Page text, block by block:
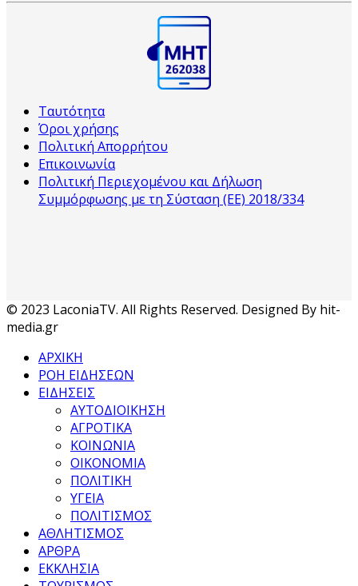
Ταυτότητα
Όροι χρήσης
Πολιτική Απορρήτου
Επικοινωνία
Πολιτική Περιεχομένου και Δήλωση
Συμμόρφωσης με τη Σύσταση (ΕΕ) 2018/334
© 2023 LaconiaTV. All Rights Reserved. Designed By hit-
media.gr
ΑΡΧΙΚΗ
ΡΟΗ ΕΙΔΗΣΕΩΝ
ΕΙΔΗΣΕΙΣ
ΑΥΤΟΔΙΟΙΚΗΣΗ
ΑΓΡΟΤΙΚΑ
ΚΟΙΝΩΝΙΑ
ΟΙΚΟΝΟΜΙΑ
ΠΟΛΙΤΙΚΗ
ΥΓΕΙΑ
ΠΟΛΙΤΙΣΜΟΣ
ΑΘΛΗΤΙΣΜΟΣ
ΑΡΘΡΑ
ΕΚΚΛΗΣΙΑ